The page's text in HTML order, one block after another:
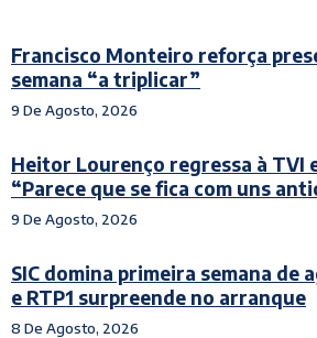
Francisco Monteiro reforça
semana “a triplicar”
9 De Agosto, 2026
Heitor Lourenço regressa à
“Parece que se fica com uns
9 De Agosto, 2026
SIC domina primeira semana de
e RTP1 surpreende no arranque
8 De Agosto, 2026